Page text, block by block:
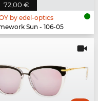
72,00 €
by edel-optics
Sun - 106-05